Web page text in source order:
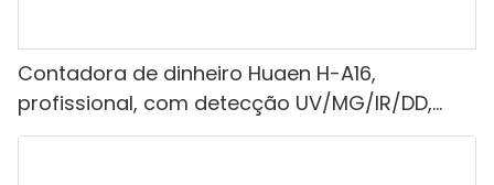
Contadora de dinheiro Huaen H-A16,
profissional, com detecção UV/MG/IR/DD,
capacidade de contagem de 1100 euros por